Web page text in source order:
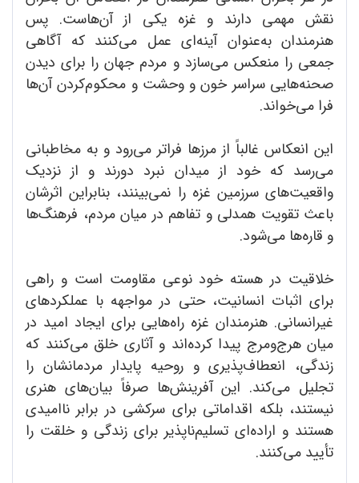
نقش مهمی دارند و غزه یکی از آن‌‌هاست. پس
هنرمندان به‌عنوان آینه‌ای عمل می‌کنند که آگاهی
جمعی را منعکس می‌سازد و مردم جهان را برای دیدن
صحنه‌هایی سراسر خون و وحشت و محکوم‌کردن آن‌ها
فرا می‌خواند.
این انعکاس غالباً از مرزها فراتر می‌رود و به مخاطبانی
می‌رسد که خود از میدان نبرد دورند و از نزدیک
واقعیت‌های سرزمین غزه را نمی‌بینند، بنابراین اثرشان
باعث تقویت همدلی و تفاهم در میان مردم، فرهنگ‌ها
و قاره‌ها می‌شود.
خلاقیت در هسته خود نوعی مقاومت است و راهی
برای اثبات انسانیت، حتی در مواجهه با عملکردهای
غیرانسانی. هنرمندان غزه راه‌هایی برای ایجاد امید در
میان هرج‌ومرج پیدا کرده‌اند و آثاری خلق می‌کنند که
زندگی، انعطاف‌پذیری و روحیه پایدار مردمانشان را
تجلیل می‌کند. این آفرینش‌ها صرفاً بیان‌های هنری
نیستند، بلکه اقداماتی برای سرکشی در برابر ناامیدی
هستند و اراده‌ای تسلیم‌ناپذیر برای زندگی و خلقت را
تأیید می‌کنند.